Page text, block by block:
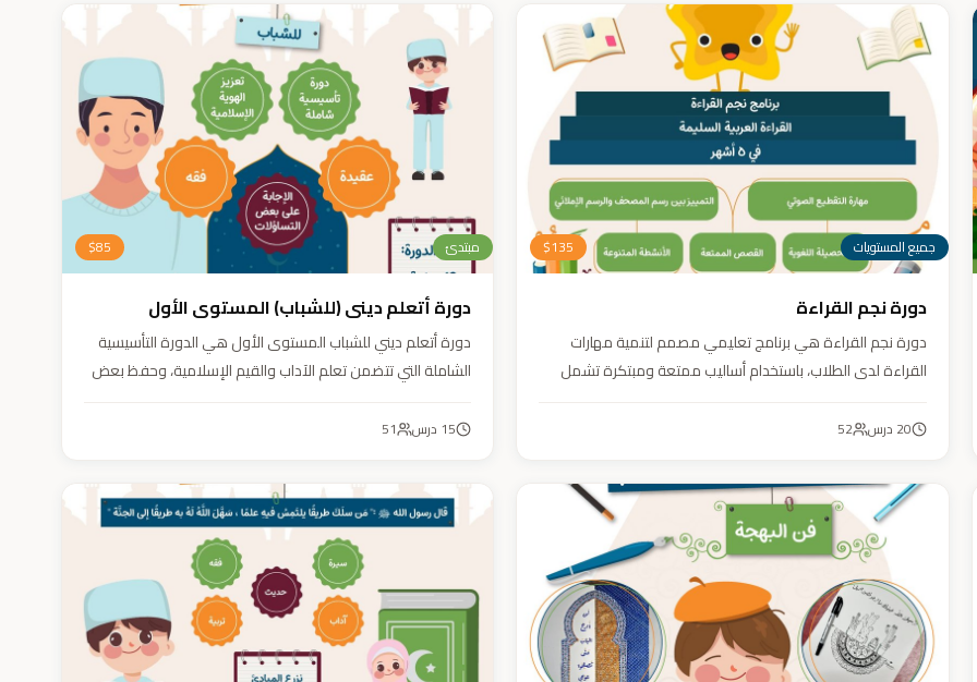
جميع المستويات $135
دورة نجم القراءة
دورة نجم القراءة هي برنامج تعليمي مصمم لتنمية مهارات
القراءة لدى الطلاب، باستخدام أساليب ممتعة ومبتكرة تشمل
والمسابقات والمحادثات. يهدف البرنامج إلى تعزيز قدرات الطلاب
القراءة السريعة.
20 درس 52
مبتدئ $85
دورة أتعلم ديني (للشباب) المستوى الأول
دورة أتعلم ديني للشباب المستوى الأول هي الدورة التأسيسية
الشاملة التي تتضمن تعلم الآداب والقيم الإسلامية، وحفظ بعض
السيرة النبوية (فقه، عقيدة، سيرة).
15 درس 51